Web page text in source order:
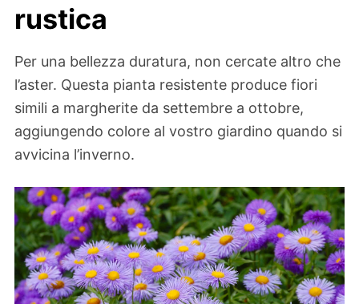
rustica
Per una bellezza duratura, non cercate altro che
l’aster. Questa pianta resistente produce fiori
simili a margherite da settembre a ottobre,
aggiungendo colore al vostro giardino quando si
avvicina l’inverno.